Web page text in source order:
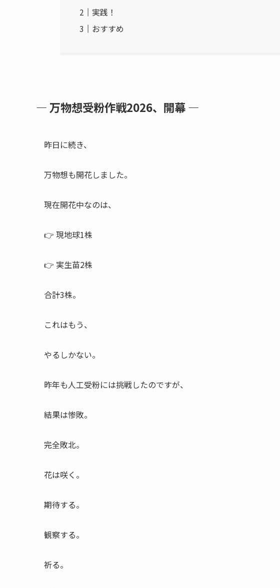
実践！
おすすめ
― 万物想受粉作戦2026、開幕 ―
昨日に続き、
万物想も開花しました。
現在開花中なのは、
👉 現地球1株
👉 実生苗2株
合計3株。
これはもう、
やるしかない。
昨年も人工受粉には挑戦したのですが、
結果は惨敗。
完全敗北。
花は咲く。
期待する。
観察する。
祈る。